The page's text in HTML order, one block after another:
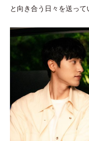
と向き合う日々を送って